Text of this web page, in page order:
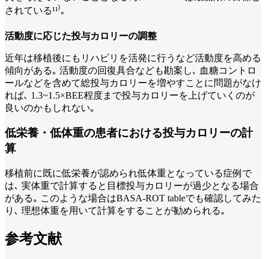
されている¹¹⁾｡
活動度に応じた投与カロリーの調整
近年は移植後にもリハビリを活発に行うなど活動度を高める
傾向がある｡ 活動度の回復具合なども勘案し､ 血糖コントロ
ールなどを含めて総投与カロリーを増やすことに問題がなけ
れば､ 1.3~1.5×BEE程度まで投与カロリーを上げていくのが
良いのかもしれない｡
低栄養・低体重の患者における投与カロリーの計
算
移植前に既に低栄養が認められ低体重となっている症例で
は､ 実体重で計算すると目標投与カロリーが過少となる場合
がある｡ このような場合はBASA-ROT tableでも確認してみた
り､ 理想体重を用いて計算をすることが勧められる｡
参考文献